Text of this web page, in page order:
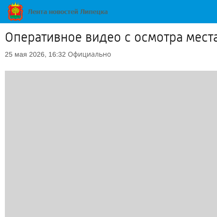
Оперативное видео с осмотра
25 мая 2026, 16:32 Официально